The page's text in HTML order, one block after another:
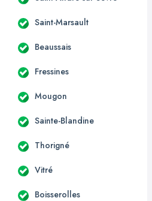
Saint-Marsault
Beaussais
Fressines
Mougon
Sainte-Blandine
Thorigné
Vitré
Boisserolles